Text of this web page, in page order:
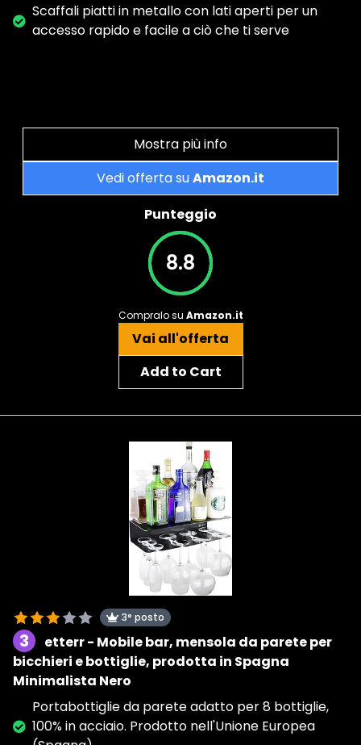
Scaffali piatti in metallo con lati aperti per un
accesso rapido e facile a ciò che ti serve
Mostra più info
Vedi offerta suAmazon.it
Punteggio
8.8
Compralo su Amazon.it
Vai all'offerta
Add to Cart
3° posto
3
etterr - Mobile bar, mensola da parete per
bicchieri e bottiglie, prodotta in Spagna
Minimalista Nero
Portabottiglie da parete adatto per 8 bottiglie,
100% in acciaio. Prodotto nell'Unione Europea